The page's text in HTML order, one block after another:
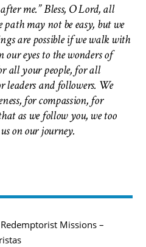
me.” Bless, O Lord, all
may not be easy, but we
are possible if we walk with
eyes to the wonders of
all your people, for all
leaders and followers. We
for compassion, for
as we follow you, we too
on our journey.
Missions –